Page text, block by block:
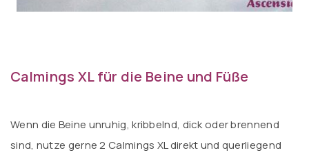
Calmings XL für die Beine und Füße
Wenn die Beine unruhig, kribbelnd, dick oder brennend
sind, nutze gerne 2 Calmings XL direkt und querliegend